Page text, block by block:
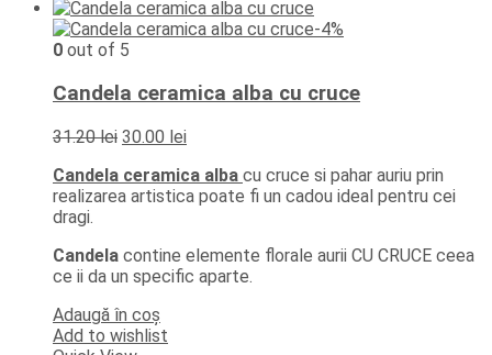
-4%
0 out of 5
Candela ceramica alba cu cruce
31.20lei Prețul
a
fost:
30.00 leiPrețul
este:
30.00 lei.
Candela ceramica alba cu cruce si pahar auriu prin
realizarea artistica poate fi un cadou ideal pentru cei
dragi.
Candela contine elemente florale aurii CU CRUCE ceea
ce ii da un specific aparte.
Adaugă în coș
Add to wishlist